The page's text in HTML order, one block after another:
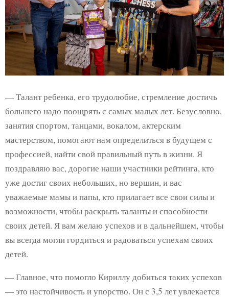
— Талант ребенка, его трудолюбие, стремление достичь
большего надо поощрять с самых малых лет. Безусловно,
занятия спортом, танцами, вокалом, актерским
мастерством, помогают нам определиться в будущем с
профессией, найти свой правильный путь в жизни. Я
поздравляю вас, дорогие наши участники рейтинга, кто
уже достиг своих небольших, но вершин, и вас
уважаемые мамы и папы, кто прилагает все свои силы и
возможности, чтобы раскрыть таланты и способности
своих детей. Я вам желаю успехов и в дальнейшем, чтобы
вы всегда могли гордиться и радоваться успехам своих
детей.
— Главное, что помогло Кириллу добиться таких успехов
— это настойчивость и упорство. Он с 3,5 лет увлекается